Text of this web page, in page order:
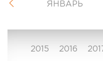
ЯНВАРЬ
2015 2016